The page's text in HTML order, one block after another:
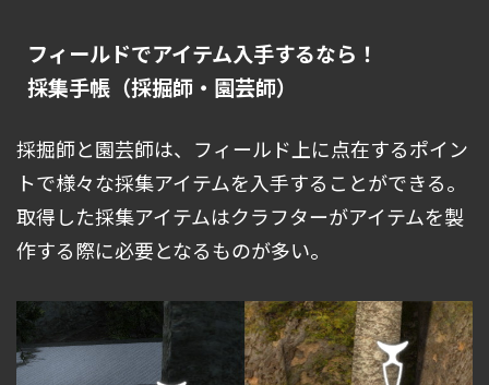
フィールドでアイテム入手するなら！
採集手帳（採掘師・園芸師）
採掘師と園芸師は、フィールド上に点在するポイン
トで様々な採集アイテムを入手することができる。
取得した採集アイテムはクラフターがアイテムを製
作する際に必要となるものが多い。